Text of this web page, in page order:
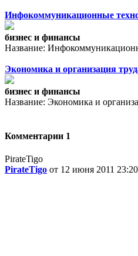
Инфокоммуникационные
бизнес и финансы
Название:
Экономика и организация
бизнес и финансы
Название: Экономика и
Комментарии 1
PirateTigo
PirateTigo от 12 июня 2011 23:20